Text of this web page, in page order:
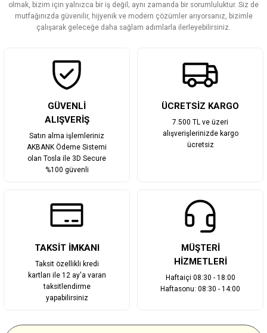
Ürün fiyatı diğer sitelerden daha pahalı.
Bu ürüne benzer farklı alternatifler olmalı.
olmak, bizim için yalnızca bir iş değil; aynı zamanda bir sorumluluktur. Siz de
mutfağınızda güvenilir, hijyenik ve modern çözümler arıyorsanız, bizimle
çalışarak geleceğe daha sağlam adımlarla ilerleyebilirsiniz.
GÜVENLİ
ALIŞVERİŞ
Satın alma işlemleriniz
AKBANK Ödeme Sistemi
olan Tosla ile 3D Secure
%100 güvenli
ÜCRETSİZ KARGO
7.500 TL ve üzeri
alışverişlerinizde kargo
ücretsiz
TAKSİT İMKANI
Taksit özellikli kredi
kartları ile 12 ay'a varan
taksitlendirme
yapabilirsiniz
MÜŞTERİ
HİZMETLERİ
Haftaiçi 08:30 - 18:00
Haftasonu: 08:30 - 14:00